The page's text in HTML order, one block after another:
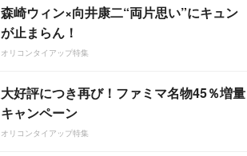
森崎ウィン×向井康二“両片思い”にキュン
が止まらん！
オリコンタイアップ特集
大好評につき再び！ファミマ名物45％増量
キャンペーン
オリコンタイアップ特集